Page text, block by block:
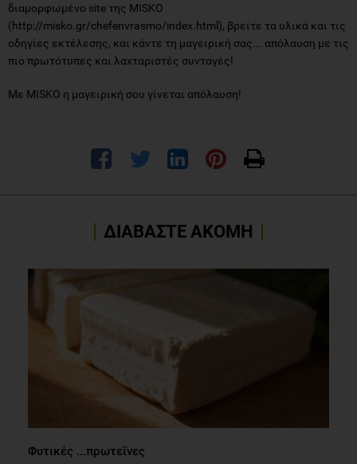
διαμορφωμένο site της MISKO
(http://misko.gr/chefenvrasmo/index.html), βρείτε τα υλικά και τις
οδηγίες εκτέλεσης, και κάντε τη μαγειρική σας... απόλαυση με τις
πιο πρωτότυπες και λαχταριστές συνταγές!
Με MISKO η μαγειρική σου γίνεται απόλαυση!
ΔΙΑΒΑΣΤΕ ΑΚΟΜΗ
Φυτικές ...πρωτεΐνες